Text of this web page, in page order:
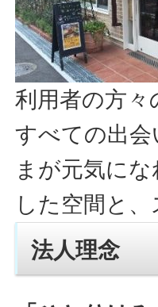
利用者の方
すべての出
まが元気に
した空間と
法人理念